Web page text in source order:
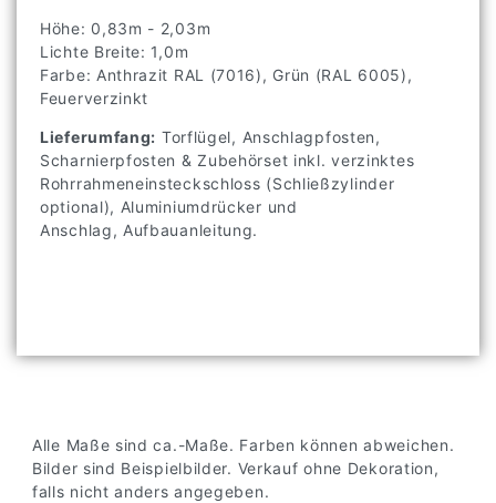
Höhe: 0,83m - 2,03m
Lichte Breite: 1,0m
Farbe: Anthrazit RAL (7016), Grün (RAL 6005),
Feuerverzinkt
Lieferumfang: Torflügel, Anschlagpfosten,
Scharnierpfosten & Zubehörset inkl. verzinktes
Rohrrahmeneinsteckschloss (Schließzylinder
optional), Aluminiumdrücker und
Anschlag, Aufbauanleitung.
Alle Maße sind ca.-Maße. Farben können abweichen.
Bilder sind Beispielbilder. Verkauf ohne Dekoration,
falls nicht anders angegeben.